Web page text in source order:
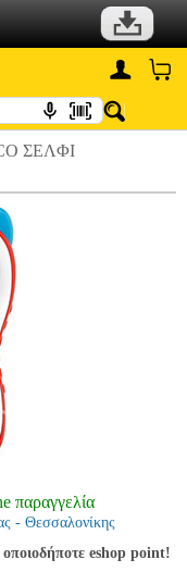
ΣΕΛΦΙ
παραγγελία
- Θεσσαλονίκης
eshop point!